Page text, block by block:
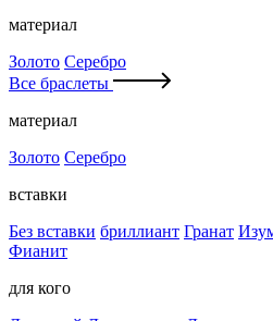
материал
Золото Серебро
Все браслеты
материал
Золото Серебро
вставки
Без вставки бриллиант Гранат
Фианит
для кого